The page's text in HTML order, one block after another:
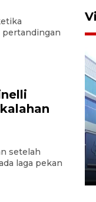
pertandingan
setelah
laga pekan